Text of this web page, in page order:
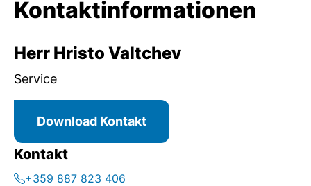
Kontaktinformationen
Herr Hristo Valtchev
Service
Download Kontakt
Kontakt
+359 887 823 406